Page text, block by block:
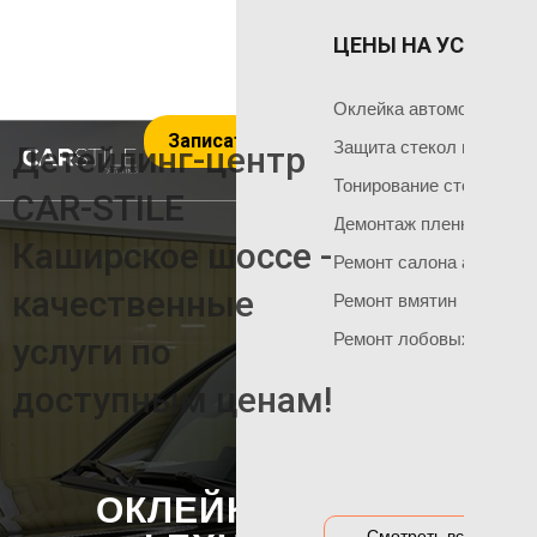
Записаться на услуги
Чем мы занимаемся
Команда мастеров
Социальные сети
Акция на тонировку
Акция на полировку
ГЛАВНАЯ
Оклейка
Оклейка
ОКЛЕЙКА
Оклейка
Оклейка
Оклейка
Оклейка
Оклейка
Оклейка автомобиля
Защита стекол пленкой
Ремонт салона
Ремонт вмятин
Ремонт лобовых стекол
Тонирование стекол
Демонтаж пленки
ЦЕНЫ НА УСЛУГИ
Детейлинг-центр
CAR-STILE
Каширское шоссе -
качественные
услуги по
доступным ценам!
ОКЛЕЙКА КУЗОВА